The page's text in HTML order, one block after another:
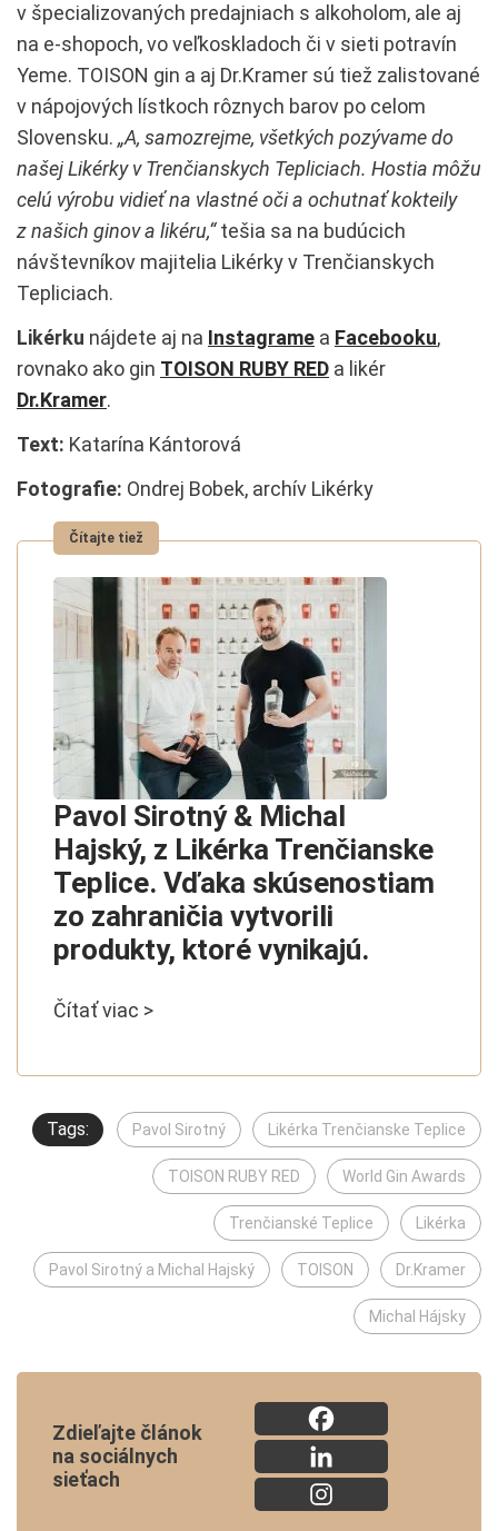
v špecializovaných predajniach s alkoholom, ale aj
na e-shopoch, vo veľkoskladoch či v sieti potravín
Yeme. TOISON gin a aj Dr.Kramer sú tiež zalistované
v nápojových lístkoch rôznych barov po celom
Slovensku. „A, samozrejme, všetkých pozývame do
našej Likérky v Trenčianskych Tepliciach. Hostia môžu
celú výrobu vidieť na vlastné oči a ochutnať kokteily
z našich ginov a likéru,“tešia sa na budúcich
návštevníkov majitelia Likérky v Trenčianskych
Tepliciach.
Likérku nájdete aj na Instagrame a Facebooku,
rovnako ako gin TOISON RUBY RED a likér
Dr.Kramer.
Text: Katarína Kántorová
Fotografie: Ondrej Bobek, archív Likérky
Pavol Sirotný & Michal
Hajský, z Likérka Trenčianske
Teplice. Vďaka skúsenostiam
zo zahraničia vytvorili
produkty, ktoré vynikajú.
Čítať viac >
Tags: Pavol Sirotný Likérka Trenčianske Teplice
TOISON RUBY RED World Gin Awards
Trenčianské Teplice Likérka
Pavol Sirotný a Michal Hajský TOISON Dr.Kramer
Michal Hájsky
Zdieľajte článok
na sociálnych
sieťach